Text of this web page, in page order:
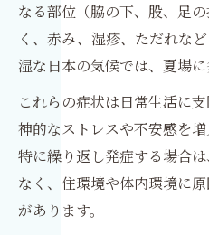
なる部位（脇の下、股、足
く、赤み、湿疹、ただれな
湿な日本の気候では、夏場に
これらの症状は日常生活に
神的なストレスや不安感を増
特に繰り返し発症する場合
なく、住環境や体内環境に
があります。